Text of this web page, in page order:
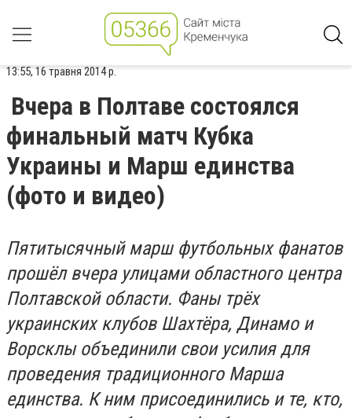
13:55, 16 травня 2014 р.
Вчера в Полтаве состоялся
финальный матч Кубка
Украины и Марш единства
(фото и видео)
Пятитысячный марш футбольных фанатов
прошёл вчера улицами областного центра
Полтавской области. Фаны трёх
украинских клубов Шахтёра, Динамо и
Ворсклы объединили свои усилия для
проведения традиционного Марша
единства. К ним присоединились и те, кто,